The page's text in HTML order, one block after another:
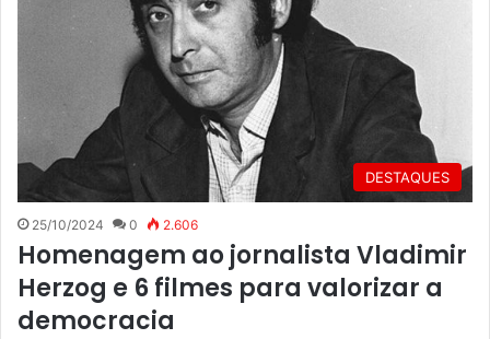
DESTAQUES
25/10/2024 0 2.606
Homenagem ao jornalista Vladimir
Herzog e 6 filmes para valorizar a
democracia